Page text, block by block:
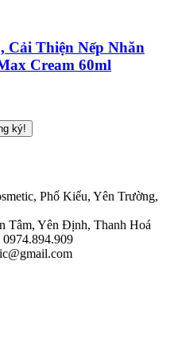
Cải Thiện Nếp Nhăn
Cream 60ml
ký!
Phố Kiểu, Yên Trường,
Tâm, Yên Định, Thanh Hoá